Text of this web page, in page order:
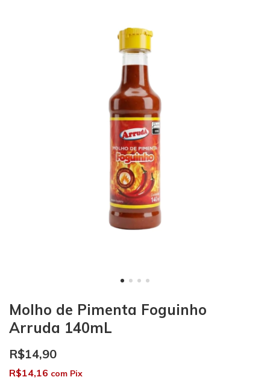
Molho de Pimenta Foguinho
Arruda 140mL
R$14,90
R$14,16 com Pix